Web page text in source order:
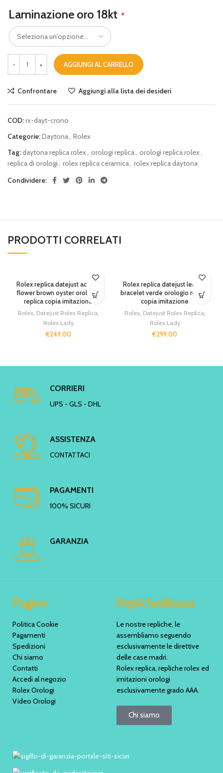
Laminazione oro 18kt *
AGGIUNGI AL CARRELLO
Confrontare Aggiungi alla lista dei desideri
COD:rx-dayt-crono
Categorie:Daytona Rolex
Tag:daytona replica rolex orologi replica orologi replica rolex
replica di orologi
rolex replica ceramica rolex replica daytona
Condividere:
PRODOTTI CORRELATI
Rolex replica datejust acciaio
flower brown oyster orologio
replica copia imitazione
Rolex, Datejust Rolex Replica
Rolex Lady
€249.00
Rolex replica datejust leather
bracelet verde orologio replica
copia imitazione
Rolex, Datejust Rolex Replica
Rolex Lady
€299.00
CORRIERI
UPS - GLS - DHL
ASSISTENZA
CONTATTACI
PAGAMENTI
100% SICURI
GARANZIA
Pagine
Politica Cookie
Pagamenti
Spedizioni
Chi siamo
Contatti
Accedi al negozio
Rolex Orologi
Video Orologi
Replichedilusso
Le nostre repliche, le
assembliamo seguendo
esclusivamente le direttive
delle case madri.
Rolex replica, repliche rolex ed
imitazioni orologi
esclusivamente grado AAA.
Chi siamo